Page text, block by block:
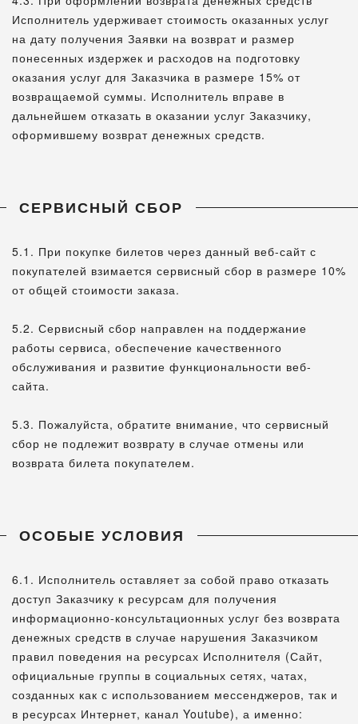
Исполнитель удерживает стоимость оказанных услуг
на дату получения Заявки на возврат и размер
понесенных издержек и расходов на подготовку
оказания услуг для Заказчика в размере 15% от
возвращаемой суммы. Исполнитель вправе в
дальнейшем отказать в оказании услуг Заказчику,
оформившему возврат денежных средств.
СЕРВИСНЫЙ СБОР
5.1. При покупке билетов через данный веб-сайт с
покупателей взимается сервисный сбор в размере 10%
от общей стоимости заказа.
5.2. Сервисный сбор направлен на поддержание
работы сервиса, обеспечение качественного
обслуживания и развитие функциональности веб-
сайта.
5.3. Пожалуйста, обратите внимание, что сервисный
сбор не подлежит возврату в случае отмены или
возврата билета покупателем.
ОСОБЫЕ УСЛОВИЯ
6.1. Исполнитель оставляет за собой право отказать
доступ Заказчику к ресурсам для получения
информационно-консультационных услуг без возврата
денежных средств в случае нарушения Заказчиком
правил поведения на ресурсах Исполнителя (Сайт,
официальные группы в социальных сетях, чатах,
созданных как с использованием мессенджеров, так и
в ресурсах Интернет, канал Youtube), а именно: